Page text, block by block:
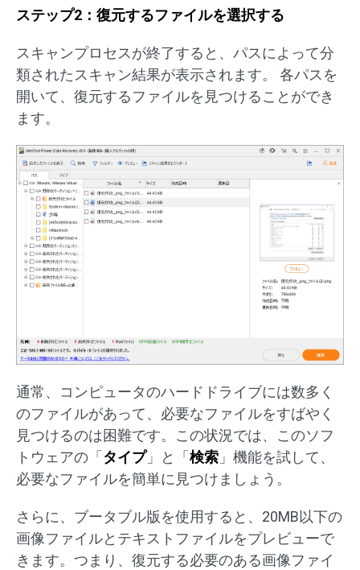
ステップ2：復元するファイルを選択する
スキャンプロセスが終了すると、パスによって分
類されたスキャン結果が表示されます。 各パスを
開いて、復元するファイルを見つけることができ
ます。
通常、コンピュータのハードドライブには数多く
のファイルがあって、必要なファイルをすばやく
見つけるのは困難です。この状況では、このソフ
トウェアの「タイプ」と「検索 」機能を試して、
必要なファイルを簡単に見つけましょう。
さらに、ブータブル版を使用すると、20MB以下の
画像ファイルとテキストファイルをプレビューで
きます。つまり、復元する必要のある画像ファイ